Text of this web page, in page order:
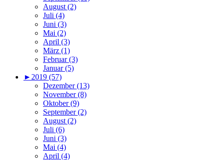
August (2)
Juli (4)
Juni (3)
Mai (2)
April (3)
März (1)
Februar (3)
Januar (5)
► 2019 (57)
Dezember (13)
November (8)
Oktober (9)
September (2)
August (2)
Juli (6)
Juni (3)
Mai (4)
April (4)